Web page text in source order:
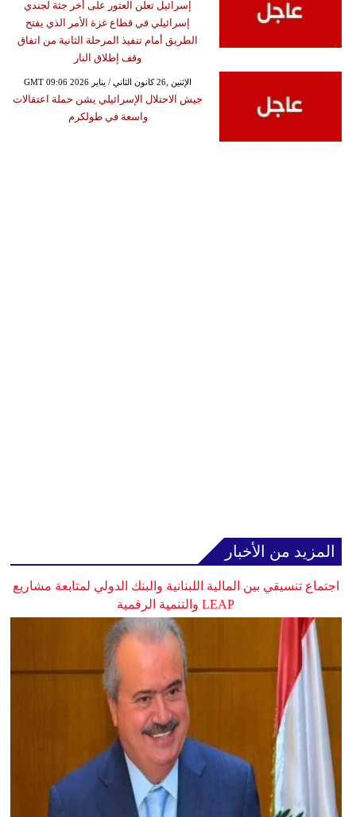
إسرائيل تعلن العثور على أخر جثة لجندي
إسرائيلي في قطاع غزة الأمر الذي يفتح
الطريق أمام تنفيذ المرحلة الثانية من اتفاق
وقف إطلاق النار
GMT 09:06 2026 الإثنين ,26 كانون الثاني / يناير
جيش الاحتلال الإسرائيلي يشن حملة اعتقالات
واسعة في طولكرم
المزيد من الأخبار
اجتماع تنسيقي بين المالية اللبنانية والبنك الدولي لمتابعة مشاريع
LEAP والتنمية الرقمية